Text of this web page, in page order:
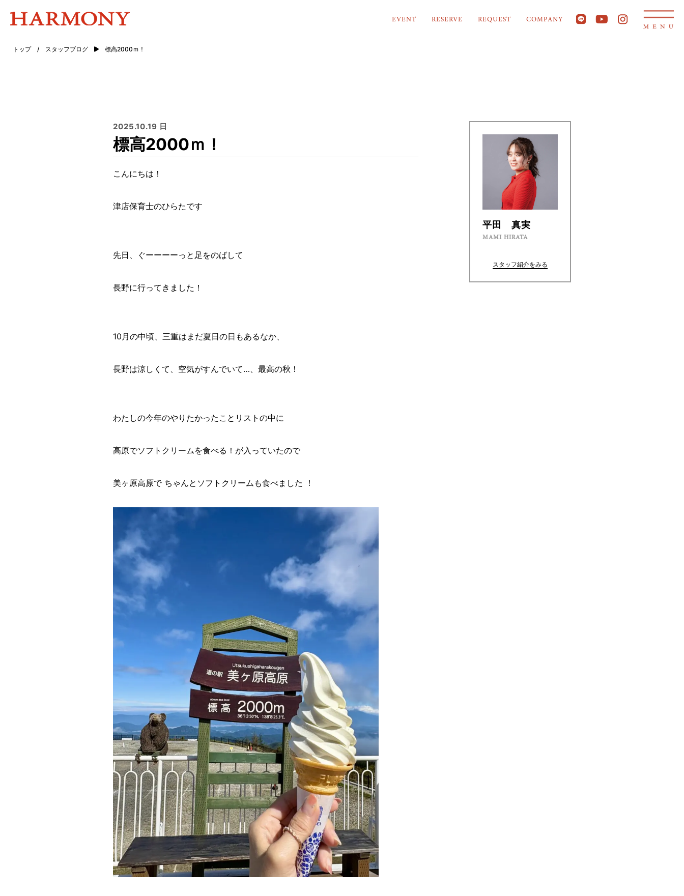
EVENT RESERVE REQUEST COMPANY
トップ/ スタッフブログ 標高2000ｍ！
2025.10.19 日
標高2000ｍ！
こんにちは！
津店保育士のひらたです
先日、ぐーーーーっと足をのばして
長野に行ってきました！
10月の中頃、三重はまだ夏日の日もあるなか、
長野は涼しくて、空気がすんでいて…、最高の秋！
わたしの今年のやりたかったことリストの中に
高原でソフトクリームを食べる！が入っていたので
美ヶ原高原で ちゃんとソフトクリームも食べました ！
平田 真実
MAMI HIRATA
スタッフ紹介をみる